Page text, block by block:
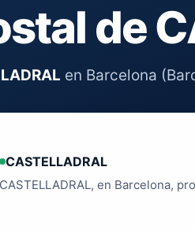
de
en Barcelona
CASTELLADRAL
CASTELLADRAL, en Barcelona,